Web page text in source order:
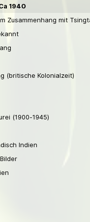
1940
Zusammenhang mit
(britische Kolonialzeit)
(1900-1945)
Indien